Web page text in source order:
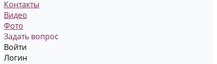
Контакты
Видео
Фото
Задать вопрос
Войти
Логин